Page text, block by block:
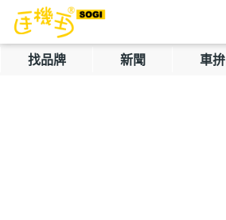
找品牌 新聞 車拚